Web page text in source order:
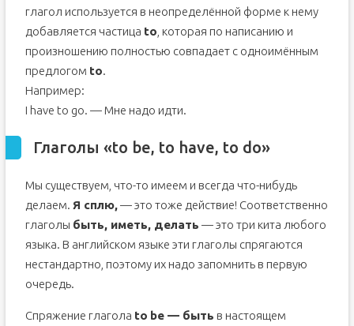
глагол используется в неопределённой форме к нему
добавляется частица to , которая по написанию и
произношению полностью совпадает с одноимённым
предлогом to.
Например:
I have to go. — Мне надо идти.
Глаголы «to be, to have, to do»
Мы существуем, что-то имеем и всегда что-нибудь
делаем. Я сплю,— это тоже действие! Соответственно
глаголы быть, иметь, делать — это три кита любого
языка. В английском языке эти глаголы спрягаются
нестандартно, поэтому их надо запомнить в первую
очередь.
Спряжение глагола to be — быть в настоящем